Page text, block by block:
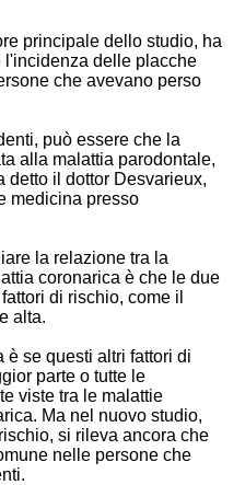
principale dello studio, ha
l'incidenza delle placche
che avevano perso
può essere che la
alla malattia parodontale,
detto il dottor Desvarieux,
medicina presso
la relazione tra la
coronarica è che le due
di rischio, come il
alta.
è se questi altri fattori di
parte o tutte le
viste tra le malattie
Ma nel nuovo studio,
si rileva ancora che
nelle persone che